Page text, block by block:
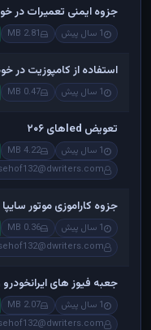
جزوه ایمنی تعمیرات در
1 سال پیش 2.81 MB
استفاده از کامپوزیت در
1 سال پیش 0.47 MB
تعویض ledهای ۲۰۶
1 سال پیش 4.22 MB
جزوه کاراموزی موتور سایپا
1 سال پیش 0.36 MB
جعبه فیوز های ایرانخودرو
1 سال پیش 2.07 MB